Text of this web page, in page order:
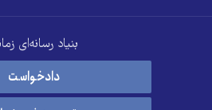
بنیاد رسانه‌ای
دادخواست